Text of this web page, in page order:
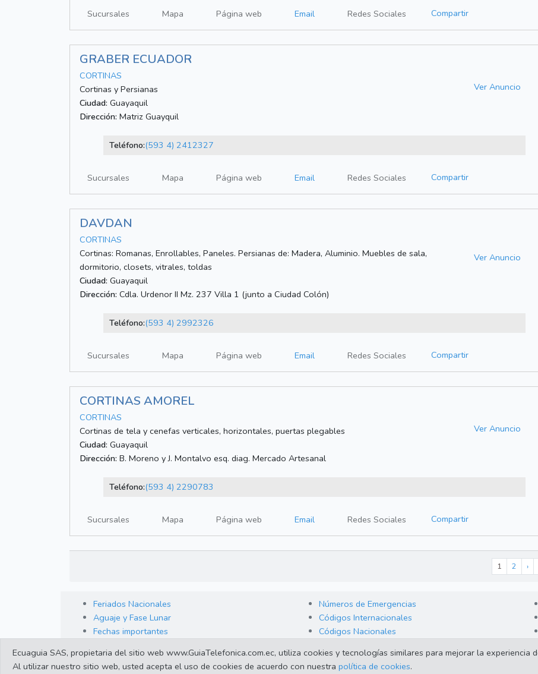
Sucursales Mapa Página web Email Redes Sociales Compartir
GRABER ECUADOR
CORTINAS
Cortinas y Persianas
Ciudad: Guayaquil
Dirección: Matriz Guayquil
Ver Anuncio
Teléfono:(593 4) 2412327
Sucursales Mapa Página web Email Redes Sociales Compartir
DAVDAN
CORTINAS
Cortinas: Romanas, Enrollables, Paneles. Persianas de: Madera, Aluminio. Muebles de sala,
dormitorio, closets, vitrales, toldas
Ciudad: Guayaquil
Dirección: Cdla. Urdenor II Mz. 237 Villa 1 (junto a Ciudad Colón)
Ver Anuncio
Teléfono:(593 4) 2992326
Sucursales Mapa Página web Email Redes Sociales Compartir
CORTINAS AMOREL
CORTINAS
Cortinas de tela y cenefas verticales, horizontales, puertas plegables
Ciudad: Guayaquil
Dirección: B. Moreno y J. Montalvo esq. diag. Mercado Artesanal
Ver Anuncio
Teléfono:(593 4) 2290783
Sucursales Mapa Página web Email Redes Sociales Compartir
1 2 ›
Feriados Nacionales
Aguaje y Fase Lunar
Fechas importantes
Números de Emergencias
Códigos Internacionales
Códigos Nacionales
Ecuaguia SAS, propietaria del sitio web www.GuiaTelefonica.com.ec, utiliza cookies y tecnologías similares para mejorar la
Al utilizar nuestro sitio web, usted acepta el uso de cookies de acuerdo con nuestra política de cookies.